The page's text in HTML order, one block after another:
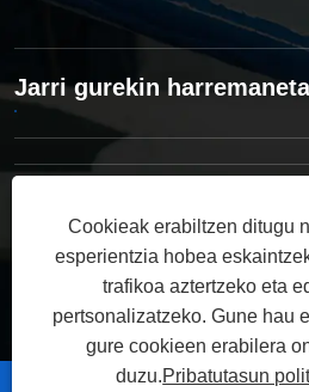
Jarri gurekin
Cookieak erabiltzen ditugu
esperientzia hobea
trafikoa aztertzeko eta
pertsonalizatzeko. Gune hau
gure cookieen erabilera
duzu.Pribatutasun